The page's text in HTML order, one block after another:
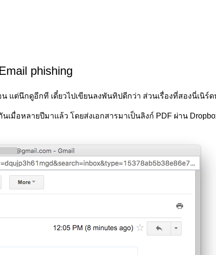
phishing
แต่นึกดูอีกที เดี๋ยวไปเขียนลงพันทิปดีกว่า ส่วนเรื่องที่สองนี่เนิร์ด
มื่อหลายปีมาแล้ว โดยส่งเอกสารมาเป็นลิงก์ PDF ผ่าน